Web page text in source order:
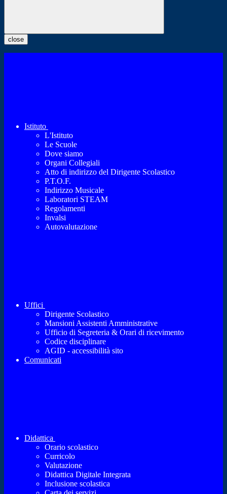
close
Istituto
L'Istituto
Le Scuole
Dove siamo
Organi Collegiali
Atto di indirizzo del Dirigente Scolastico
P.T.O.F.
Indirizzo Musicale
Laboratori STEAM
Regolamenti
Invalsi
Autovalutazione
Uffici
Dirigente Scolastico
Mansioni Assistenti Amministrative
Ufficio di Segreteria & Orari di ricevimento
Codice disciplinare
AGID - accessibilità sito
Comunicati
Didattica
Orario scolastico
Curricolo
Valutazione
Didattica Digitale Integrata
Inclusione scolastica